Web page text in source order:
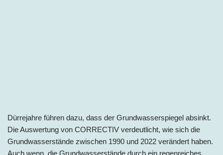
Dürrejahre führen dazu, dass der Grundwasserspiegel absinkt.
Die Auswertung von CORRECTIV verdeutlicht, wie sich die
Grundwasserstände zwischen 1990 und 2022 verändert haben.